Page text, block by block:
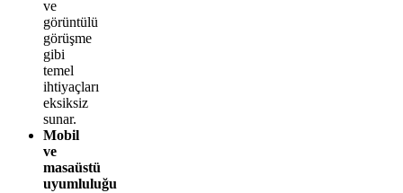
ve
görüntülü
görüşme
gibi
temel
ihtiyaçları
eksiksiz
sunar.
Mobil
ve
masaüstü
uyumluluğu